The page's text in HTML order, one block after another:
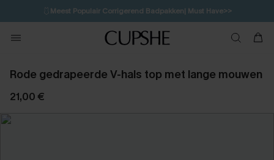
🩱Meest Populair Corrigerend Badpakken| Must Have>>
💌Abonneer je & ontvang tot 15% korting>>
Koop 3, krijg 15% korting | CODE: SW15
Rode gedrapeerde V-hals top met lange mouwen
21,00 €